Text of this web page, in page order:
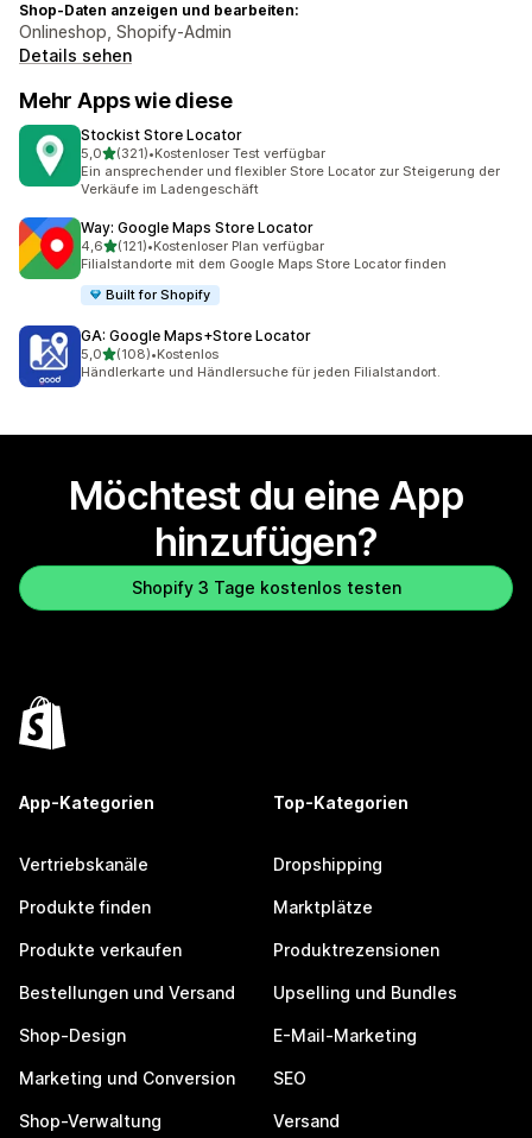
Shop-Daten anzeigen und bearbeiten:
Onlineshop, Shopify-Admin
Details sehen
Mehr Apps wie diese
Stockist Store Locator
5,0von 5 Sternen
(321)
321 Rezensionen insgesamt
•Kostenloser Test verfügbar
Ein ansprechender und flexibler Store Locator zur Steigerung der
Verkäufe im Ladengeschäft
Way: Google Maps Store Locator
4,6von 5 Sternen
(121)
121 Rezensionen insgesamt
•Kostenloser Plan verfügbar
Filialstandorte mit dem Google Maps Store Locator finden
Built for Shopify
GA: Google Maps+Store Locator
5,0von 5 Sternen
(108)
108 Rezensionen insgesamt
•Kostenlos
Händlerkarte und Händlersuche für jeden Filialstandort.
Möchtest du eine App
hinzufügen?
Shopify 3 Tage kostenlos testen
App-Kategorien
Vertriebskanäle
Produkte finden
Produkte verkaufen
Bestellungen und Versand
Shop-Design
Marketing und Conversion
Shop-Verwaltung
Top-Kategorien
Dropshipping
Marktplätze
Produktrezensionen
Upselling und Bundles
E-Mail-Marketing
SEO
Versand